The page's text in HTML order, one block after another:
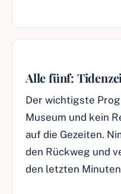
Alle fünf:
Der wichtigste
Museum und kein
auf die Gezeiten.
den Rückweg und
den letzten